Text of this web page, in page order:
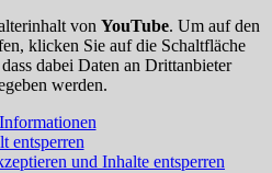
von YouTube. Um auf den
klicken Sie auf die Schaltfläche
dabei Daten an Drittanbieter
werden.
entsperren
und Inhalte entsperren